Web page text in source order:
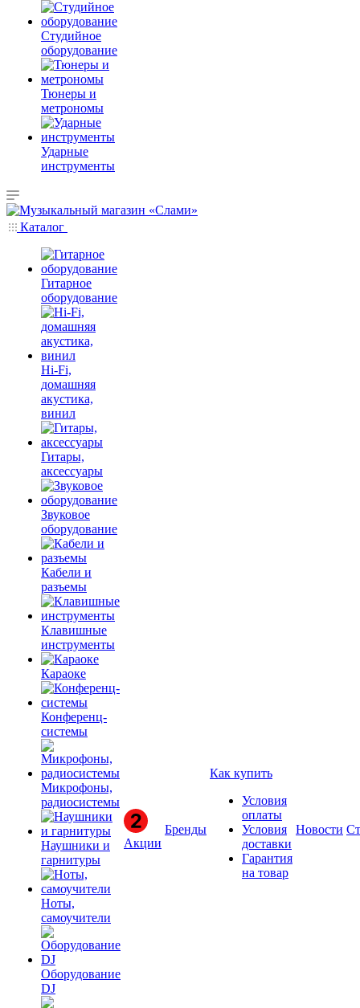
Студийное
оборудование
Тюнеры и
метрономы
Ударные
инструменты
Каталог
Гитарное
оборудование
Hi-Fi,
домашняя
акустика,
винил
Гитары,
аксессуары
Звуковое
оборудование
Кабели и
разъемы
Клавишные
инструменты
Караоке
Конференц-
системы
Микрофоны,
радиосистемы
Наушники и
гарнитуры
Ноты,
самоучители
Оборудование
DJ
Акции
Бренды
Как купить
Условия
оплаты
Условия
доставки
Гарантия
на товар
Новости